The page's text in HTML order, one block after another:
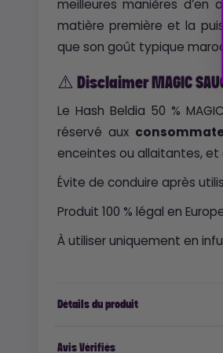
meilleures manières
matière première et la
que son goût typique
⚠️ Disclaimer MAGIC
Le Hash Beldia 50 %
réservé aux
enceintes ou allaitantes, et
Évite de conduire après
Produit 100 % légal en
À utiliser uniquement en
Détails du produit
Avis Vérifiés